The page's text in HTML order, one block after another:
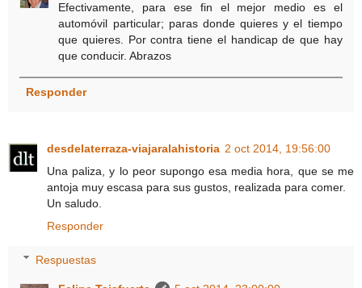
Efectivamente, para ese fin el mejor medio es el
automóvil particular; paras donde quieres y el tiempo
que quieres. Por contra tiene el handicap de que hay
que conducir. Abrazos
Responder
desdelaterraza-viajaralahistoria 2 oct 2014, 19:56:00
Una paliza, y lo peor supongo esa media hora, que se me
antoja muy escasa para sus gustos, realizada para comer.
Un saludo.
Responder
Respuestas